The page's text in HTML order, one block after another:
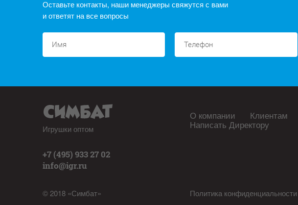
Оставьте контакты, наши менеджеры свяжутся с вами
и ответят на все вопросы
Игрушки оптом
+7 (495) 933 27 02
info@igr.ru
© 2018 «Симбат»
О компании Клиентам
Написать Директору
Политика конфиденциальности